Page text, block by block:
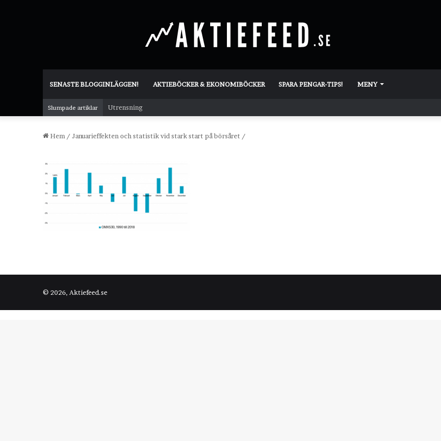
SENASTE BLOGGINLÄGGEN! AKTIEBÖCKER & EKONOMIBÖCKER SPARA PENGAR-TIPS! MENY
Slumpade artiklar Utrensning
Hem / Januarieffekten och statistik vid stark start på börsåret /
© 2026, Aktiefeed.se